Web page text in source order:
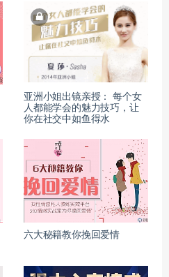
亚洲小姐出镜亲授： 每个女
人都能学会的魅力技巧，让
你在社交中如鱼得水
六大秘籍教你挽回爱情